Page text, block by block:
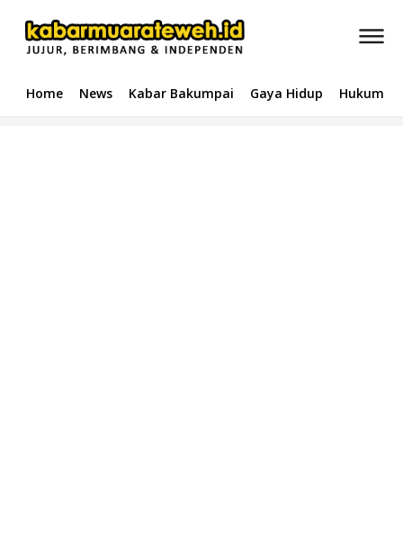
Home News Kabar Bakumpai Gaya Hidup Hukum &